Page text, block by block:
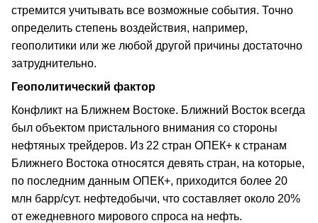
стремится учитывать все возможные события. Точно
определить степень воздействия, например,
геополитики или же любой другой причины достаточно
затруднительно.
Геополитический фактор
Конфликт на Ближнем Востоке. Ближний Восток всегда
был объектом пристального внимания со стороны
нефтяных трейдеров. Из 22 стран ОПЕК+ к странам
Ближнего Востока относятся девять стран, на которые,
по последним данным ОПЕК+, приходится более 20
млн барр/сут. нефтедобычи, что составляет около 20%
от ежедневного мирового спроса на нефть.